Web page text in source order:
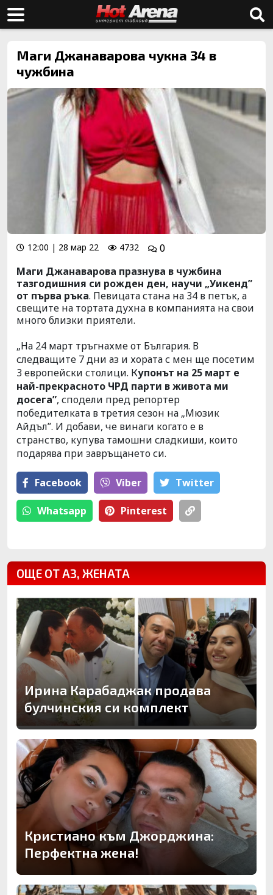
Маги Джанаварова чукна 34 в
чужбина
12:00 | 28 мар 22 4732
0
Маги Джанаварова празнува в чужбина
тазгодишния си рожден ден, научи „Уикенд”
от първа ръка. Певицата станa на 34 в петък, а
свещите на тортата духнa в компанията на свои
много близки приятели.
„На 24 март тръгнахме от България. В
следващите 7 дни аз и хората с мен ще посетим
3 европейски столици. Купонът на 25 март е
най-прекрасното ЧРД парти в живота ми
досега”, сподели пред репортер
победителката в третия сезон на „Мюзик
Айдъл”. И добави, че винаги когато е в
странство, купува тамошни сладкиши, които
подарява при завръщането си.
Facebook Viber Тwitter
Whatsapp Pinterest
ОЩЕ ОТ АЗ, ЖЕНАТА
Ирина Карабаджак продава
булчинския си комплект
Кристиано към Джорджина:
Перфектна жена!